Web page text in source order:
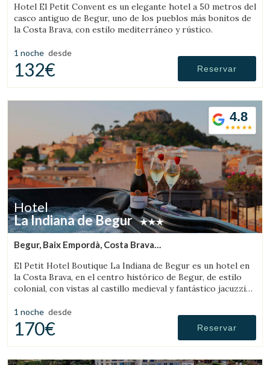
Hotel El Petit Convent es un elegante hotel a 50 metros del
casco antiguo de Begur, uno de los pueblos más bonitos de
la Costa Brava, con estilo mediterráneo y rústico.
1 noche desde
132€ Reservar
4.8
Hotel
La Indiana de Begur
Begur, Baix Empordà, Costa Brava
El Petit Hotel Boutique La Indiana de Begur es un hotel en
la Costa Brava, en el centro histórico de Begur, de estilo
colonial, con vistas al castillo medieval y fantástico jacuzzi
1 noche desde
170€ Reservar